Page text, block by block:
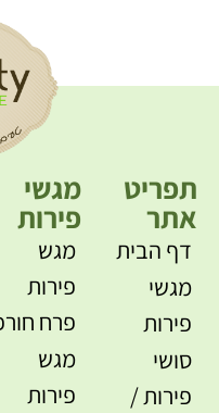
תפריט
אתר
דף הבית
מגשי
פירות
סושי
פירות /
מגשי
פירות
מגש
פירות
פרח חורפי
מגש
פירות